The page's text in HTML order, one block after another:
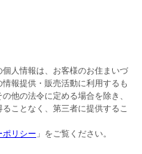
人情報は、お客様のお住まいづ
報提供・販売活動に利用するも
他の法令に定める場合を除き、
ことなく、第三者に提供するこ
リシー 」をご覧ください。